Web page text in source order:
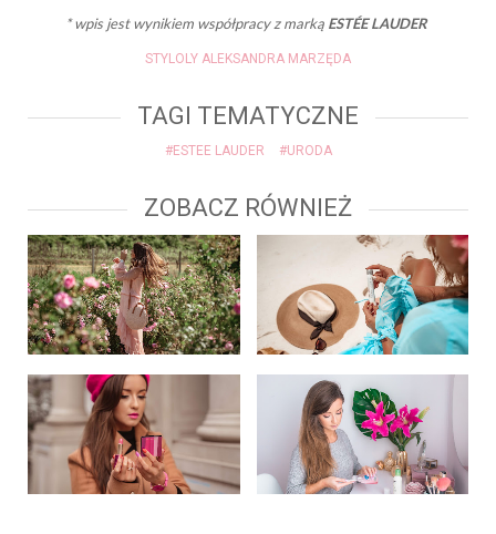
* wpis jest wynikiem współpracy z marką ESTÉE LAUDER
STYLOLY ALEKSANDRA MARZĘDA
TAGI TEMATYCZNE
#ESTEE LAUDER #URODA
ZOBACZ RÓWNIEŻ